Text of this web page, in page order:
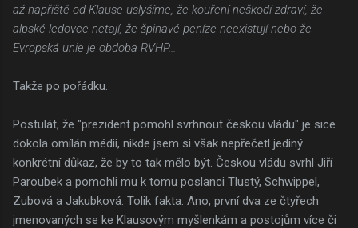
až napříště od Klause uslyšíme, že kouření neškodí zdraví, že
alpské ledovce netají, že špinavé peníze neexistují nebo že
Evropská unie je obdoba RVHP...
Takže po pořádku.
Postulát, že "prezident pomohl svrhnout českou vládu" je sice
dokola omílán médii, nikde jsem si však nepřečetl jediný
konkrétní důkaz, že by to tak mělo být. Českou vládu svrhl Jiří
Paroubek a pomohli mu k tomu poslanci Tlustý, Schwippel,
Zubová a Jakubková. Tolik fakta. Ano, první dva ze čtyřech
jmenovaných se ke Klausovým myšlenkám a postojům více či